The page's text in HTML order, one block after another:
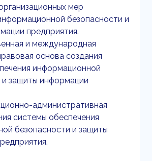
мер
безопасности и
предприятия.
и международная
основа создания
информационной
и защиты информации
административная
системы обеспечения
безопасности и защиты